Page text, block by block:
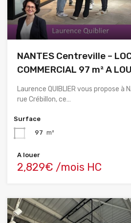
NANTES Centreville –
COMMERCIAL 97 m² A
Laurence QUIBLIER vous propose à
rue Crébillon, ce…
Surface
97 m²
A louer
2,829€ /mois HC